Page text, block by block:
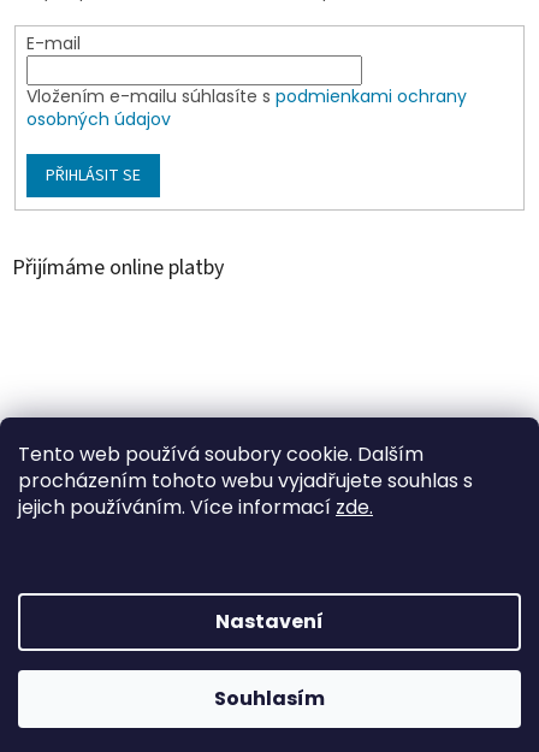
Tento web používá soubory cookie. Dalším
procházením tohoto webu vyjadřujete souhlas s
jejich používáním. Více informací zde.
Nastavení
Souhlasím
SLEVA až -35% na vybrané produkty. Doprava přes
E-mail
Vložením e-mailu súhlasíte s podmienkami ochrany
osobných údajov
PŘIHLÁSIT SE
Přijímáme online platby
Á
r
u
k
e
r
Vytvořil Shoptet
Simplytoys. Všechna práva vyhrazena.